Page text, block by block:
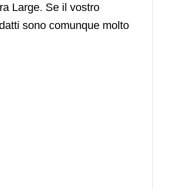
Large. Se il vostro
sono comunque molto